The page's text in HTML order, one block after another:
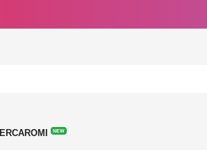
NEW